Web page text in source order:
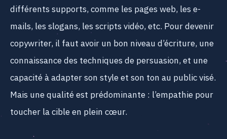
différents supports, comme les pages web, les e-
mails, les slogans, les scripts vidéo, etc. Pour devenir
copywriter, il faut avoir un bon niveau d’écriture, une
connaissance des techniques de persuasion, et une
capacité à adapter son style et son ton au public visé.
Mais une qualité est prédominante : l’empathie pour
toucher la cible en plein cœur.